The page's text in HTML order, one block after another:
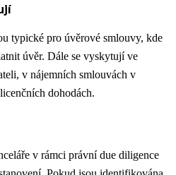
typické pro úvěrové smlouvy, kde
úvěr. Dále se vyskytují ve
v nájemních smlouvách v
dohodách.
v rámci právní due diligence